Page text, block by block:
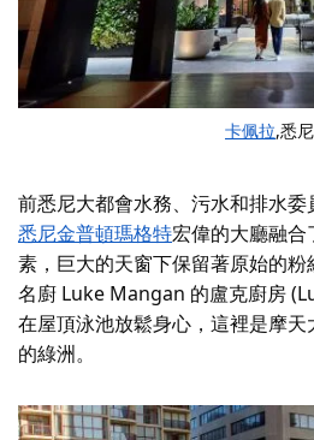
卡佩拉,悉尼
前悉尼大都會水務、污水和排水
悉尼金普頓瑪格特宏偉的大廳融合
素，巨大的天窗下保留著原始的
名廚 Luke Mangan 的盧克廚房
在屋頂泳池放鬆身心，這裡是摩
的綠洲。